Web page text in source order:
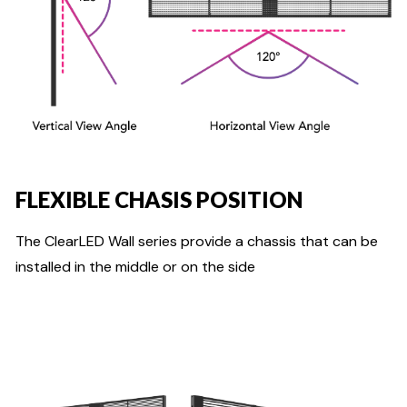
FLEXIBLE CHASIS POSITION
The ClearLED Wall series provide a chassis that can be
installed in the middle or on the side